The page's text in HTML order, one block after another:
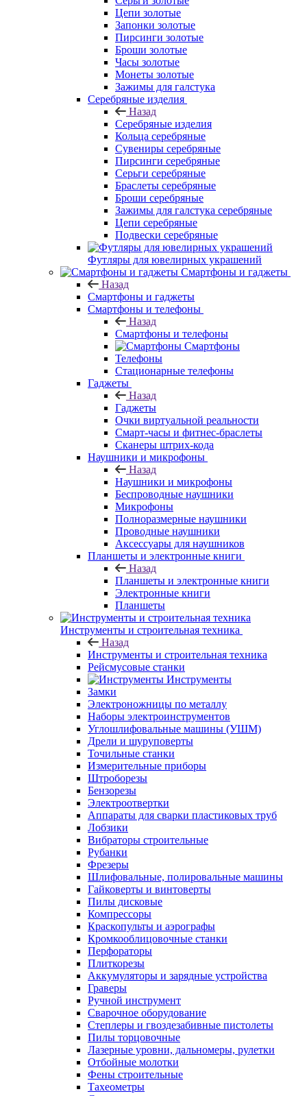
Цепи золотые
Запонки золотые
Пирсинги золотые
Броши золотые
Часы золотые
Монеты золотые
Зажимы для галстука
Серебряные изделия
Назад
Серебряные изделия
Кольца серебряные
Сувениры серебряные
Пирсинги серебряные
Серьги серебряные
Браслеты серебряные
Броши серебряные
Зажимы для галстука серебряные
Цепи серебряные
Подвески серебряные
Футляры для ювелирных украшений
Смартфоны и гаджеты
Назад
Смартфоны и гаджеты
Смартфоны и телефоны
Назад
Смартфоны и телефоны
Смартфоны
Телефоны
Стационарные телефоны
Гаджеты
Назад
Гаджеты
Очки виртуальной реальности
Смарт-часы и фитнес-браслеты
Сканеры штрих-кода
Наушники и микрофоны
Назад
Наушники и микрофоны
Беспроводные наушники
Микрофоны
Полноразмерные наушники
Проводные наушники
Аксессуары для наушников
Планшеты и электронные книги
Назад
Планшеты и электронные книги
Электронные книги
Планшеты
Инструменты и строительная техника
Назад
Инструменты и строительная техника
Рейсмусовые станки
Инструменты
Замки
Электроножницы по металлу
Наборы электроинструментов
Углошлифовальные машины (УШМ)
Дрели и шуруповерты
Точильные станки
Измерительные приборы
Штроборезы
Бензорезы
Электроотвертки
Аппараты для сварки пластиковых труб
Лобзики
Вибраторы строительные
Рубанки
Фрезеры
Шлифовальные, полировальные машины
Гайковерты и винтоверты
Пилы дисковые
Компрессоры
Краскопульты и аэрографы
Кромкооблицовочные станки
Перфораторы
Плиткорезы
Аккумуляторы и зарядные устройства
Граверы
Ручной инструмент
Сварочное оборудование
Степлеры и гвоздезабивные пистолеты
Пилы торцовочные
Лазерные уровни, дальномеры, рулетки
Отбойные молотки
Фены строительные
Тахеометры